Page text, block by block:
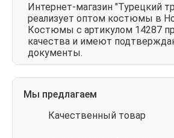
Интернет-магазин "Турецкий
реализует оптом костюмы в
Костюмы с артикулом 14287
качества и имеют
документы.
Мы предлагаем
Качественный товар